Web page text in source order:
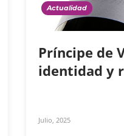
Actualidad
Príncipe de
identidad y
Julio, 2025